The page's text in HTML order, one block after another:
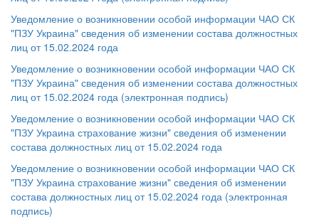
Уведомление о возникновении особой информации ЧАО СК
"ПЗУ Украина" сведения об изменении состава должностных
лиц от 15.02.2024 года
Уведомление о возникновении особой информации ЧАО СК
"ПЗУ Украина" сведения об изменении состава должностных
лиц от 15.02.2024 года (электронная подпись)
Уведомление о возникновении особой информации ЧАО СК
"ПЗУ Украина страхование жизни" сведения об изменении
состава должностных лиц от 15.02.2024 года
Уведомление о возникновении особой информации ЧАО СК
"ПЗУ Украина страхование жизни" сведения об изменении
состава должностных лиц от 15.02.2024 года (электронная
подпись)